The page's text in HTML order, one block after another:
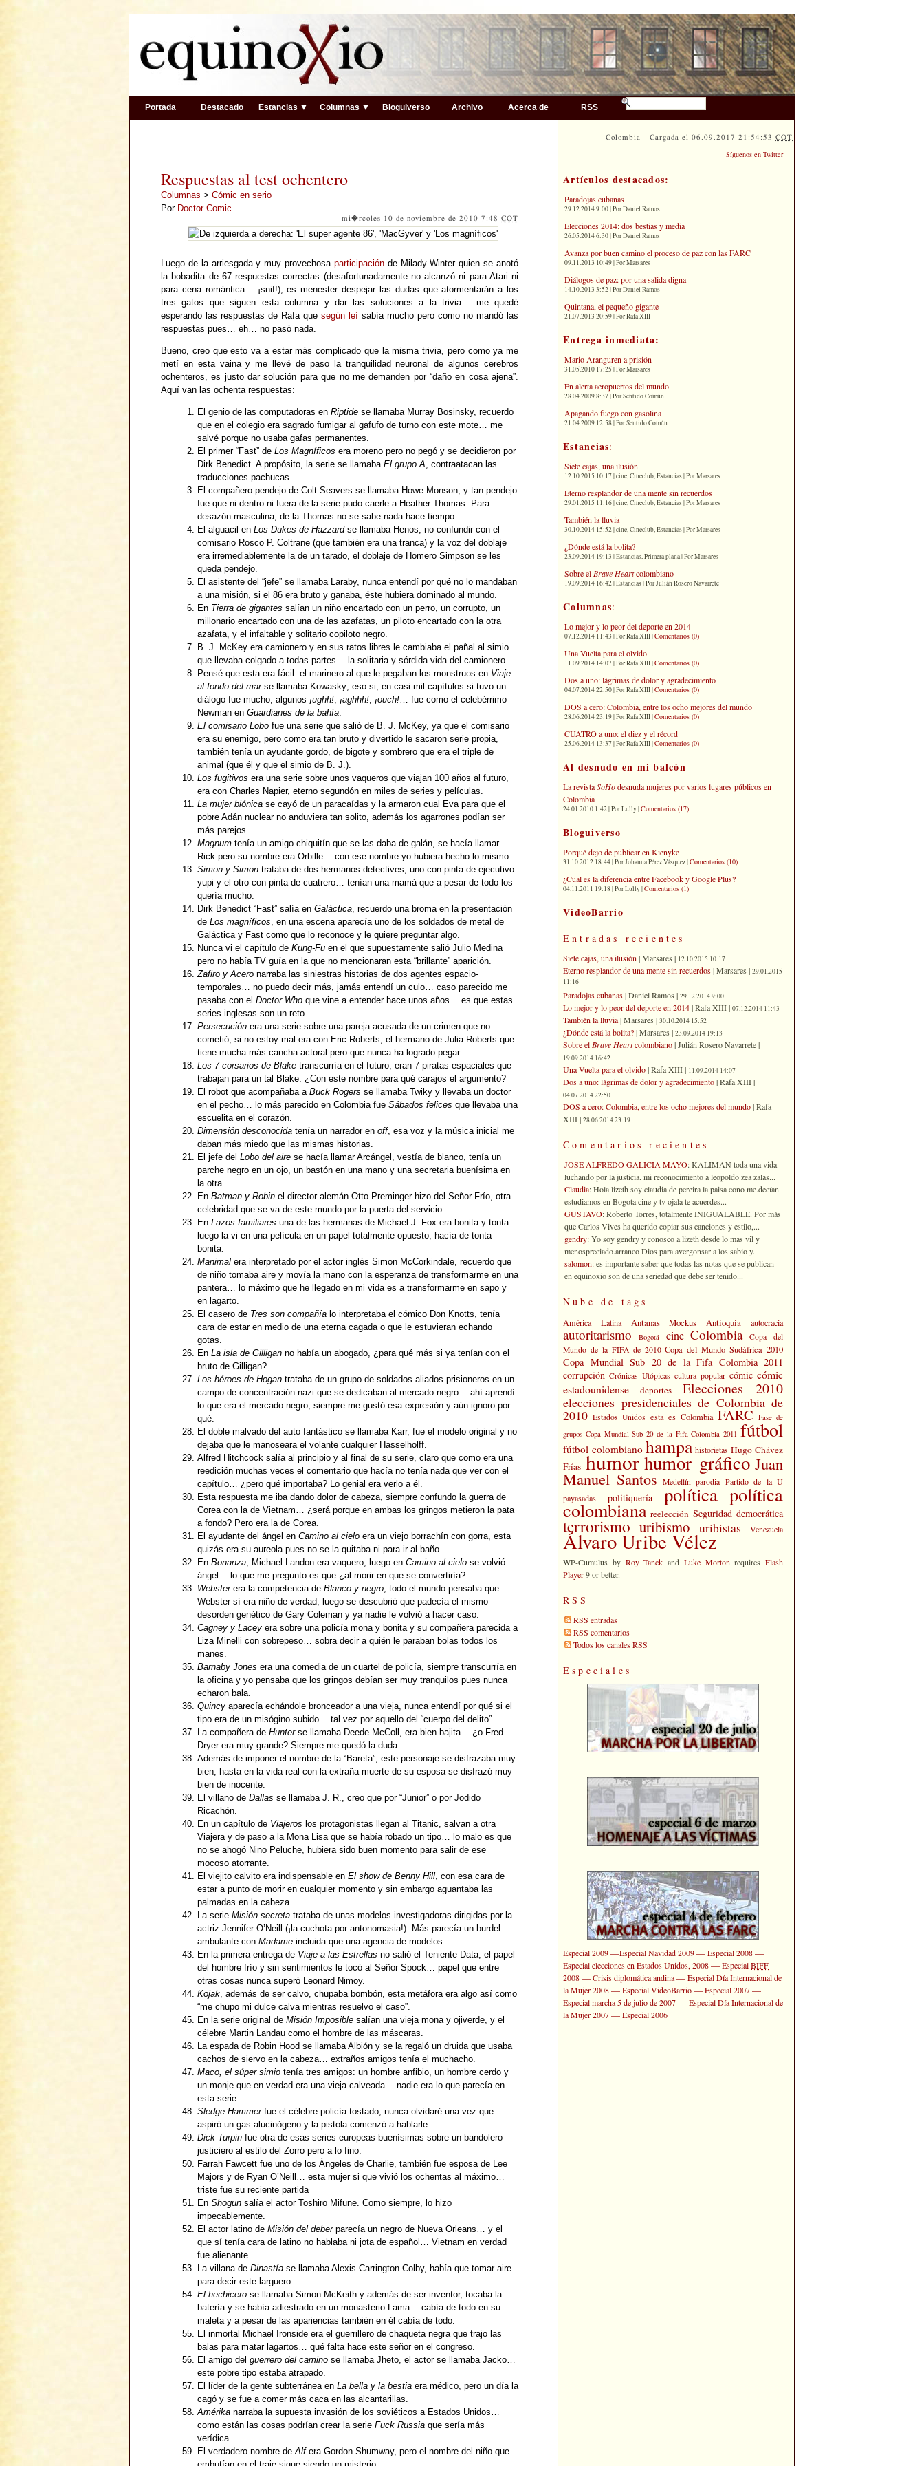
Portada Destacado Estancias ▼ Columnas ▼ Bloguiverso Archivo Acerca de RSS
Colombia - Cargada el 06.09.2017 21:54:53COT
Respuestas al test ochentero
Columnas > Cómic en serio
Por Doctor Comic
mi�rcoles 10 de noviembre de 2010 7:48COT
Luego de la arriesgada y muy provechosa participaciónde Milady Winter quien se anotó
la bobadita de 67 respuestas correctas (desafortunadamente no alcanzó ni para Atari ni
para cena romántica… ¡snif!), es menester despejar las dudas que atormentarán a los
tres gatos que siguen esta columna y dar las soluciones a la trivia… me quedé
esperando las respuestas de Rafa que según leí sabía mucho pero como no mandó las
respuestas pues… eh… no pasó nada.
Bueno, creo que esto va a estar más complicado que la misma trivia, pero como ya me
metí en esta vaina y me llevé de paso la tranquilidad neuronal de algunos cerebros
ochenteros, es justo dar solución para que no me demanden por “daño en cosa ajena”.
Aquí van las ochenta respuestas:
El genio de las computadoras en Riptide se llamaba Murray Bosinsky, recuerdo
que en el colegio era sagrado fumigar al gafufo de turno con este mote… me
salvé porque no usaba gafas permanentes.
El primer “Fast” de Los Magníficos era moreno pero no pegó y se decidieron por
Dirk Benedict. A propósito, la serie se llamaba El grupo A, contraatacan las
traducciones pachucas.
El compañero pendejo de Colt Seavers se llamaba Howe Monson, y tan pendejo
fue que ni dentro ni fuera de la serie pudo caerle a Heather Thomas. Para
desazón masculina, de la Thomas no se sabe nada hace tiempo.
El alguacil en Los Dukes de Hazzardse llamaba Henos, no confundir con el
comisario Rosco P. Coltrane (que también era una tranca) y la voz del doblaje
era irremediablemente la de un tarado, el doblaje de Homero Simpson se les
queda pendejo.
El asistente del “jefe” se llamaba Laraby, nunca entendí por qué no lo mandaban
a una misión, si el 86 era bruto y ganaba, éste hubiera dominado al mundo.
En Tierra de gigantes salían un niño encartado con un perro, un corrupto, un
millonario encartado con una de las azafatas, un piloto encartado con la otra
azafata, y el infaltable y solitario copiloto negro.
B. J. McKey era camionero y en sus ratos libres le cambiaba el pañal al simio
que llevaba colgado a todas partes… la solitaria y sórdida vida del camionero.
Pensé que esta era fácil: el marinero al que le pegaban los monstruos en Viaje
al fondo del marse llamaba Kowasky; eso si, en casi mil capítulos si tuvo un
diálogo fue mucho, algunos ¡ughh!, ¡aghhh!, ¡ouch!… fue como el celebérrimo
Newman en Guardianes de la bahía.
El comisario Lobo fue una serie que salió de B. J. McKey, ya que el comisario
era su enemigo, pero como era tan bruto y divertido le sacaron serie propia,
también tenía un ayudante gordo, de bigote y sombrero que era el triple de
animal (que él y que el simio de B. J.).
Los fugitivos era una serie sobre unos vaqueros que viajan 100 años al futuro,
era con Charles Napier, eterno segundón en miles de series y películas.
La mujer biónica se cayó de un paracaídas y la armaron cual Eva para que el
pobre Adán nuclear no anduviera tan solito, además los agarrones podían ser
más parejos.
Magnum tenía un amigo chiquitín que se las daba de galán, se hacía llamar
Rick pero su nombre era Orbille… con ese nombre yo hubiera hecho lo mismo.
Simon y Simon trataba de dos hermanos detectives, uno con pinta de ejecutivo
yupi y el otro con pinta de cuatrero… tenían una mamá que a pesar de todo los
quería mucho.
Dirk Benedict “Fast” salía en Galáctica, recuerdo una broma en la presentación
de Los magníficos, en una escena aparecía uno de los soldados de metal de
Galáctica y Fast como que lo reconoce y le quiere preguntar algo.
Nunca vi el capítulo de Kung-Fu en el que supuestamente salió Julio Medina
pero no había TV guía en la que no mencionaran esta “brillante” aparición.
Zafiro y Acero narraba las siniestras historias de dos agentes espacio-
temporales… no puedo decir más, jamás entendí un culo… caso parecido me
pasaba con el Doctor Who que vine a entender hace unos años… es que estas
series inglesas son un reto.
Persecución era una serie sobre una pareja acusada de un crimen que no
cometió, si no estoy mal era con Eric Roberts, el hermano de Julia Roberts que
tiene mucha más cancha actoral pero que nunca ha logrado pegar.
Los 7 corsarios de Blake transcurría en el futuro, eran 7 piratas espaciales que
trabajan para un tal Blake. ¿Con este nombre para qué carajos el argumento?
El robot que acompañaba a Buck Rogers se llamaba Twiky y llevaba un doctor
en el pecho… lo más parecido en Colombia fue Sábados felices que llevaba una
escuelita en el corazón.
Dimensión desconocida tenía un narrador en off, esa voz y la música inicial me
daban más miedo que las mismas historias.
El jefe del Lobo del aire se hacía llamar Arcángel, vestía de blanco, tenía un
parche negro en un ojo, un bastón en una mano y una secretaria buenísima en
la otra.
En Batman y Robin el director alemán Otto Preminger hizo del Señor Frío, otra
celebridad que se va de este mundo por la puerta del servicio.
En Lazos familiares una de las hermanas de Michael J. Fox era bonita y tonta…
luego la vi en una película en un papel totalmente opuesto, hacía de tonta
bonita.
Manimal era interpretado por el actor inglés Simon McCorkindale, recuerdo que
de niño tomaba aire y movía la mano con la esperanza de transformarme en una
pantera… lo máximo que he llegado en mi vida es a transformarme en sapo y
en lagarto.
El casero de Tres son compañía lo interpretaba el cómico Don Knotts, tenía
cara de estar en medio de una eterna cagada o que le estuvieran echando
gotas.
En La isla de Gilligan no había un abogado, ¿para qué más si ya tenían con el
bruto de Gilligan?
Los héroes de Hogan trataba de un grupo de soldados aliados prisioneros en un
campo de concentración nazi que se dedicaban al mercado negro… ahí aprendí
lo que era el mercado negro, siempre me gustó esa expresión y aún ignoro por
qué.
El doble malvado del auto fantástico se llamaba Karr, fue el modelo original y no
dejaba que le manoseara el volante cualquier Hasselholff.
Alfred Hitchcock salía al principio y al final de su serie, claro que como era una
reedición muchas veces el comentario que hacía no tenía nada que ver con el
capítulo… ¿pero qué importaba? Lo genial era verlo a él.
Esta respuesta me iba dando dolor de cabeza, siempre confundo la guerra de
Corea con la de Vietnam… ¿será porque en ambas los gringos metieron la pata
a fondo? Pero era la de Corea.
El ayudante del ángel en Camino al cielo era un viejo borrachín con gorra, esta
quizás era su aureola pues no se la quitaba ni para ir al baño.
En Bonanza, Michael Landon era vaquero, luego en Camino al cielo se volvió
ángel… lo que me pregunto es que ¿al morir en que se convertiría?
Websterera la competencia de Blanco y negro, todo el mundo pensaba que
Webster sí era niño de verdad, luego se descubrió que padecía el mismo
desorden genético de Gary Coleman y ya nadie le volvió a hacer caso.
Cagney y Lacey era sobre una policía mona y bonita y su compañera parecida a
Liza Minelli con sobrepeso… sobra decir a quién le paraban bolas todos los
manes.
Barnaby Jones era una comedia de un cuartel de policía, siempre transcurría en
la oficina y yo pensaba que los gringos debían ser muy tranquilos pues nunca
echaron bala.
Quincy aparecía echándole bronceador a una vieja, nunca entendí por qué si el
tipo era de un misógino subido… tal vez por aquello del “cuerpo del delito”.
La compañera de Hunterse llamaba Deede McColl, era bien bajita… ¿o Fred
Dryer era muy grande? Siempre me quedó la duda.
Además de imponer el nombre de la “Bareta”, este personaje se disfrazaba muy
bien, hasta en la vida real con la extraña muerte de su esposa se disfrazó muy
bien de inocente.
El villano de Dallas se llamaba J. R., creo que por “Junior” o por Jodido
Ricachón.
En un capítulo de Viajeros los protagonistas llegan al Titanic, salvan a otra
Viajera y de paso a la Mona Lisa que se había robado un tipo… lo malo es que
no se ahogó Nino Peluche, hubiera sido buen momento para salir de ese
mocoso atorrante.
El viejito calvito era indispensable en El show de Benny Hill, con esa cara de
estar a punto de morir en cualquier momento y sin embargo aguantaba las
palmadas en la cabeza.
La serie Misión secreta trataba de unas modelos investigadoras dirigidas por la
actriz Jennifer O’Neill (¡la cuchota por antonomasia!). Más parecía un burdel
ambulante con Madame incluida que una agencia de modelos.
En la primera entrega de Viaje a las Estrellas no salió el Teniente Data, el papel
del hombre frío y sin sentimientos le tocó al Señor Spock… papel que entre
otras cosas nunca superó Leonard Nimoy.
Kojak, además de ser calvo, chupaba bombón, esta metáfora era algo así como
“me chupo mi dulce calva mientras resuelvo el caso”.
En la serie original de Misión Imposible salían una vieja mona y ojiverde, y el
célebre Martin Landau como el hombre de las máscaras.
La espada de Robin Hood se llamaba Albión y se la regaló un druida que usaba
cachos de siervo en la cabeza… extraños amigos tenía el muchacho.
Maco, el súper simio tenía tres amigos: un hombre anfibio, un hombre cerdo y
un monje que en verdad era una vieja calveada… nadie era lo que parecía en
esta serie.
Sledge Hammerfue el célebre policía tostado, nunca olvidaré una vez que
aspiró un gas alucinógeno y la pistola comenzó a hablarle.
Dick Turpin fue otra de esas series europeas buenísimas sobre un bandolero
justiciero al estilo del Zorro pero a lo fino.
Farrah Fawcett fue uno de los Ángeles de Charlie, también fue esposa de Lee
Majors y de Ryan O’Neill… esta mujer si que vivió los ochentas al máximo…
triste fue su reciente partida
En Shogun salía el actor Toshirō Mifune. Como siempre, lo hizo
impecablemente.
El actor latino de Misión del deberparecía un negro de Nueva Orleans… y el
que sí tenía cara de latino no hablaba ni jota de español… Vietnam en verdad
fue alienante.
La villana de Dinastía se llamaba Alexis Carrington Colby, había que tomar aire
para decir este larguero.
El hechicero se llamaba Simon McKeith y además de ser inventor, tocaba la
batería y se había adiestrado en un monasterio Lama… cabía de todo en su
maleta y a pesar de las apariencias también en él cabía de todo.
El inmortal Michael Ironside era el guerrillero de chaqueta negra que trajo las
balas para matar lagartos… qué falta hace este señor en el congreso.
El amigo del guerrero del camino se llamaba Jheto, el actor se llamaba Jacko…
este pobre tipo estaba atrapado.
El líder de la gente subterránea en La bella y la bestia era médico, pero un día la
cagó y se fue a comer más caca en las alcantarillas.
Amérika narraba la supuesta invasión de los soviéticos a Estados Unidos…
como están las cosas podrían crear la serie Fuck Russia que sería más
verídica.
El verdadero nombre deAlf era Gordon Shumway, pero el nombre del niño que
Síguenos en Twitter
Artículos destacados:
Paradojas cubanas
29.12.2014 9:00 | Por Daniel Ramos
Elecciones 2014: dos bestias y media
26.05.2014 6:30 | Por Daniel Ramos
Avanza por buen camino el proceso de paz con las FARC
09.11.2013 10:49 | Por Marsares
Diálogos de paz: por una salida digna
14.10.2013 3:52 | Por Daniel Ramos
Quintana, el pequeño gigante
21.07.2013 20:59 | Por Rafa XIII
Entrega inmediata:
Mario Aranguren a prisión
31.05.2010 17:25 | Por Marsares
En alerta aeropuertos del mundo
28.04.2009 8:37 | Por Sentido Común
Apagando fuego con gasolina
21.04.2009 12:58 | Por Sentido Común
Estancias:
Siete cajas, una ilusión
12.10.2015 10:17 | cine, Cineclub, Estancias | Por Marsares
Eterno resplandor de una mente sin recuerdos
29.01.2015 11:16 | cine, Cineclub, Estancias | Por Marsares
También la lluvia
30.10.2014 15:52 | cine, Cineclub, Estancias | Por Marsares
¿Dónde está la bolita?
23.09.2014 19:13 | Estancias, Primera plana | Por Marsares
Sobre el Brave Heartcolombiano
19.09.2014 16:42 | Estancias | Por Julián Rosero Navarrete
Columnas:
Lo mejor y lo peor del deporte en 2014
07.12.2014 11:43 | Por Rafa XIII |Comentarios (0)
Una Vuelta para el olvido
11.09.2014 14:07 | Por Rafa XIII |Comentarios (0)
Dos a uno: lágrimas de dolor y agradecimiento
04.07.2014 22:50 | Por Rafa XIII |Comentarios (0)
DOS a cero: Colombia, entre los ocho mejores del mundo
28.06.2014 23:19 | Por Rafa XIII |Comentarios (0)
CUATRO a uno: el diez y el récord
25.06.2014 13:37 | Por Rafa XIII |Comentarios (0)
Al desnudo en mi balcón
La revistaSoHodesnuda mujeres por varios lugares públicos en
Colombia
24.01.2010 1:42 | Por Lully |Comentarios (17)
Bloguiverso
Porqué dejo de publicar en Kienyke
31.10.2012 18:44 | Por Johanna Pérez Vásquez |Comentarios (10)
¿Cual es la diferencia entre Facebook y Google Plus?
04.11.2011 19:18 | Por Lully |Comentarios (1)
VideoBarrio
Entradas recientes
Siete cajas, una ilusión | Marsares | 12.10.2015 10:17
Eterno resplandor de una mente sin recuerdos| Marsares | 29.01.2015
11:16
Paradojas cubanas| Daniel Ramos | 29.12.2014 9:00
Lo mejor y lo peor del deporte en 2014| Rafa XIII | 07.12.2014 11:43
También la lluvia| Marsares | 30.10.2014 15:52
¿Dónde está la bolita?| Marsares | 23.09.2014 19:13
Sobre el Brave Heartcolombiano| Julián Rosero Navarrete |
19.09.2014 16:42
Una Vuelta para el olvido| Rafa XIII | 11.09.2014 14:07
Dos a uno: lágrimas de dolor y agradecimiento| Rafa XIII |
04.07.2014 22:50
DOS a cero: Colombia, entre los ocho mejores del mundo| Rafa
XIII | 28.06.2014 23:19
Comentarios recientes
JOSE ALFREDO GALICIA MAYO: KALIMAN toda una vida
luchando por la justicia. mi reconocimiento a leopoldo zea zalas...
Claudia: Hola lizeth soy claudia de pereira la paisa cono me.decían
estudiamos en Bogota cine y tv ojala te acuerdes...
GUSTAVO: Roberto Torres, totalmente INIGUALABLE. Por más
que Carlos Vives ha querido copiar sus canciones y estilo,...
gendry: Yo soy gendry y conosco a lizeth desde lo mas vil y
menospreciado.arranco Dios para avergonsar a los sabio y...
salomon: es importante saber que todas las notas que se publican
en equinoxio son de una seriedad que debe ser tenido...
Nube de tags
América Latina Antanas Mockus Antioquia autocracia
autoritarismo Bogotá cine Colombia
Copa del
Mundo de la FIFA de 2010 Copa del Mundo Sudáfrica 2010
Copa Mundial Sub 20 de la Fifa Colombia 2011
corrupción Crónicas Utópicas cultura popular cómic cómic
estadounidense
deportes Elecciones 2010
elecciones presidenciales de Colombia de
2010 Estados Unidos esta es Colombia FARC Fase de
grupos Copa Mundial Sub 20 de la Fifa Colombia 2011 fútbol
fútbol colombiano hampa historietas Hugo Chávez
Frías humorhumor gráfico Juan
Manuel Santos Medellín parodia Partido de la U
payasadas
politiquería política política
colombiana reelección Seguridad democrática
terrorismo uribismo uribistas Venezuela
Álvaro Uribe Vélez
WP-Cumulus by Roy Tanck and Luke Morton requires Flash
Player9 or better.
RSS
RSS entradas
RSS comentarios
Todos los canales RSS
Especiales
Especial 2009—Especial Navidad 2009—Especial 2008—
Especial elecciones en Estados Unidos, 2008—EspecialBIFF
2008—Crisis diplomática andina—Especial Día Internacional de
la Mujer 2008—Especial VideoBarrio—Especial 2007—
Especial marcha 5 de julio de 2007—Especial Día Internacional de
la Mujer 2007—Especial 2006